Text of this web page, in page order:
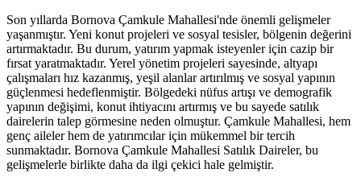
Son yıllarda Bornova Çamkule Mahallesi'nde önemli gelişmeler
yaşanmıştır. Yeni konut projeleri ve sosyal tesisler, bölgenin değerini
artırmaktadır. Bu durum, yatırım yapmak isteyenler için cazip bir
fırsat yaratmaktadır. Yerel yönetim projeleri sayesinde, altyapı
çalışmaları hız kazanmış, yeşil alanlar artırılmış ve sosyal yapının
güçlenmesi hedeflenmiştir. Bölgedeki nüfus artışı ve demografik
yapının değişimi, konut ihtiyacını artırmış ve bu sayede satılık
dairelerin talep görmesine neden olmuştur. Çamkule Mahallesi, hem
genç aileler hem de yatırımcılar için mükemmel bir tercih
sunmaktadır. Bornova Çamkule Mahallesi Satılık Daireler, bu
gelişmelerle birlikte daha da ilgi çekici hale gelmiştir.